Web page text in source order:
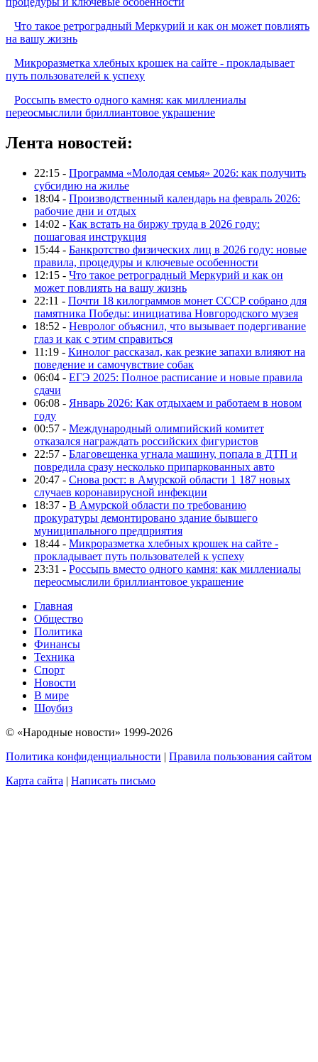
Что такое ретроградный Меркурий и как он может повлиять
на вашу жизнь
Микроразметка хлебных крошек на сайте - прокладывает
путь пользователей к успеху
Россыпь вместо одного камня: как миллениалы
переосмыслили бриллиантовое украшение
Лента новостей:
22:15 - Программа «Молодая семья» 2026: как получить
субсидию на жилье
18:04 - Производственный календарь на февраль 2026:
рабочие дни и отдых
14:02 - Как встать на биржу труда в 2026 году:
пошаговая инструкция
15:44 - Банкротство физических лиц в 2026 году: новые
правила, процедуры и ключевые особенности
12:15 - Что такое ретроградный Меркурий и как он
может повлиять на вашу жизнь
22:11 - Почти 18 килограммов монет СССР собрано для
памятника Победы: инициатива Новгородского музея
18:52 - Невролог объяснил, что вызывает подергивание
глаз и как с этим справиться
11:19 - Кинолог рассказал, как резкие запахи влияют на
поведение и самочувствие собак
06:04 - ЕГЭ 2025: Полное расписание и новые правила
сдачи
06:08 - Январь 2026: Как отдыхаем и работаем в новом
году
00:57 - Международный олимпийский комитет
отказался награждать российских фигуристов
22:57 - Благовещенка угнала машину, попала в ДТП и
повредила сразу несколько припаркованных авто
20:47 - Снова рост: в Амурской области 1 187 новых
случаев коронавирусной инфекции
18:37 - В Амурской области по требованию
прокуратуры демонтировано здание бывшего
муниципального предприятия
18:44 - Микроразметка хлебных крошек на сайте -
прокладывает путь пользователей к успеху
23:31 - Россыпь вместо одного камня: как миллениалы
переосмыслили бриллиантовое украшение
Главная
Общество
Политика
Финансы
Техника
Спорт
Новости
В мире
Шоубиз
© «Народные новости» 1999-2026
Политика конфиденциальности | Правила пользования сайтом
Карта сайта | Написать письмо